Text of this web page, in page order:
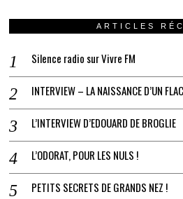
ARTICLES
Silence radio sur Vivre FM
INTERVIEW – LA NAISSANCE D’UN
L’INTERVIEW D’EDOUARD DE BROGLIE
L’ODORAT, POUR LES NULS !
PETITS SECRETS DE GRANDS NEZ !